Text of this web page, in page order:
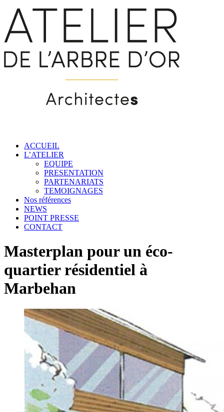
ACCUEIL
L’ATELIER
EQUIPE
PRESENTATION
PARTENARIATS
TEMOIGNAGES
Nos références
NEWS
POINT PRESSE
CONTACT
Masterplan pour un éco-
quartier résidentiel à
Marbehan